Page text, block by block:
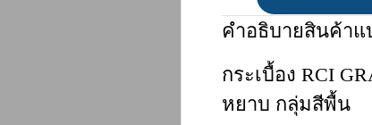
คำอธิบายสินค้าแ
กระเบื้อง RCI
หยาบ กลุ่มสีพื้น